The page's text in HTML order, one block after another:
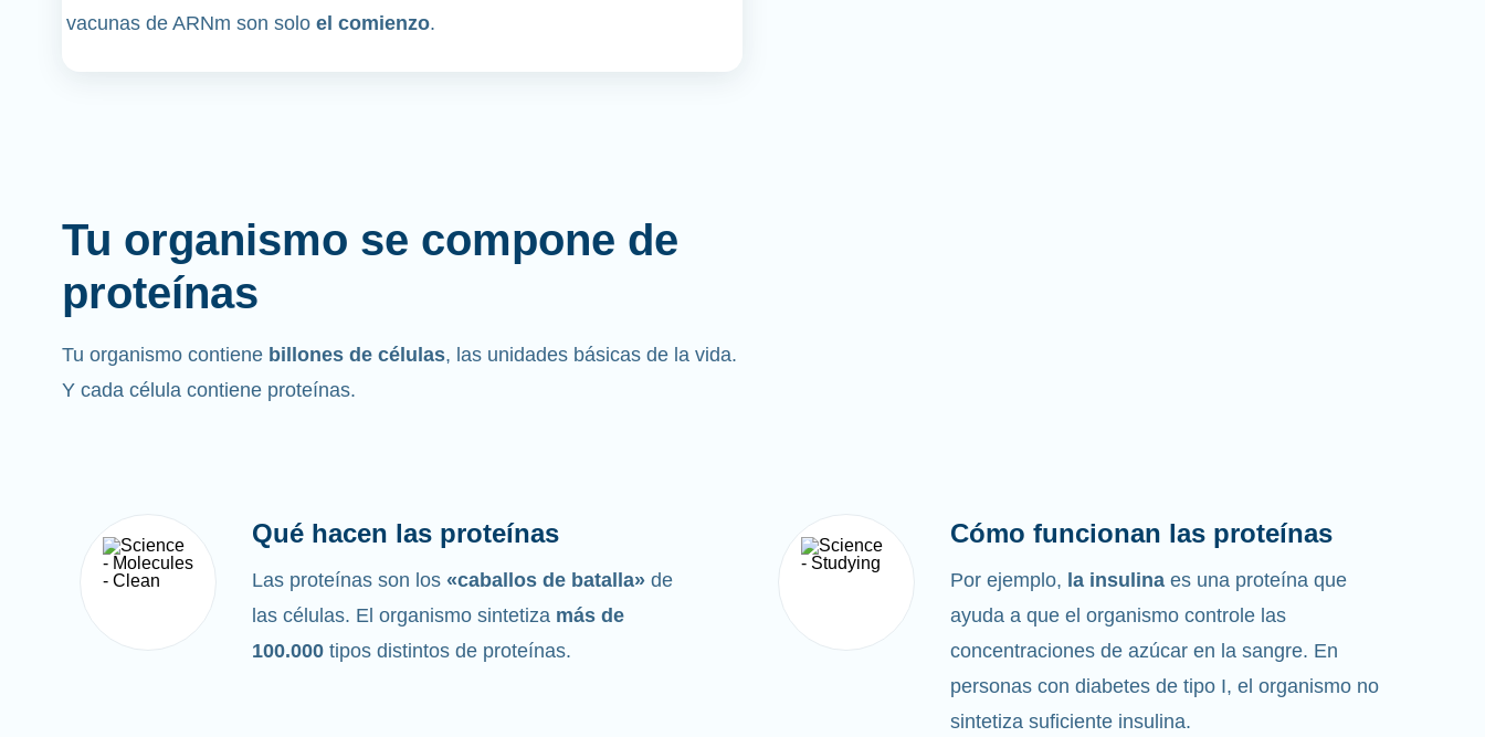
vacunas de ARNm son solo el comienzo.
Tu organismo se compone de
proteínas
Tu organismo contiene billones de células, las unidades básicas de la vida.
Y cada célula contiene proteínas.
Qué hacen las proteínas
Las proteínas son los «caballos de batalla» de
las células. El organismo sintetiza más de
100.000 tipos distintos de proteínas.
Cómo funcionan las proteínas
Por ejemplo, la insulina es una proteína que
ayuda a que el organismo controle las
concentraciones de azúcar en la sangre. En
personas con diabetes de tipo I, el organismo no
sintetiza suficiente insulina.